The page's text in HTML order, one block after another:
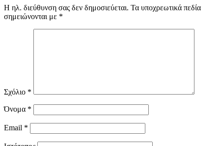
Η ηλ. διεύθυνση σας δεν δημοσιεύεται. Τα υποχρεωτικά πεδία
σημειώνονται με *
Σχόλιο *
Όνομα *
Email *